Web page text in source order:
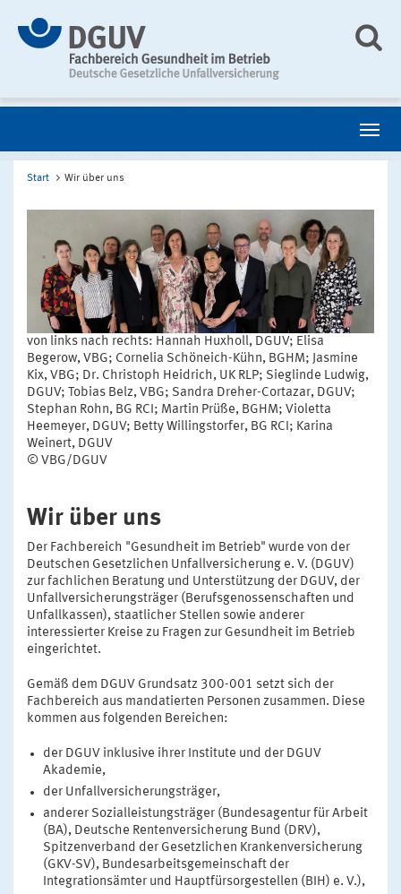
Start Wir über uns
von links nach rechts: Hannah Huxholl, DGUV; Elisa
Begerow, VBG; Cornelia Schöneich-Kühn, BGHM; Jasmine
Kix, VBG; Dr. Christoph Heidrich, UK RLP; Sieglinde Ludwig,
DGUV; Tobias Belz, VBG; Sandra Dreher-Cortazar, DGUV;
Stephan Rohn, BG RCI; Martin Prüße, BGHM; Violetta
Heemeyer, DGUV; Betty Willingstorfer, BG RCI; Karina
Weinert, DGUV
© VBG/DGUV
Wir über uns
Der Fachbereich "Gesundheit im Betrieb" wurde von der
Deutschen Gesetzlichen Unfallversicherung e. V. (DGUV)
zur fachlichen Beratung und Unterstützung der DGUV, der
Unfallversicherungsträger (Berufsgenossenschaften und
Unfallkassen), staatlicher Stellen sowie anderer
interessierter Kreise zu Fragen zur Gesundheit im Betrieb
eingerichtet.
Gemäß dem DGUV Grundsatz 300-001 setzt sich der
Fachbereich aus mandatierten Personen zusammen. Diese
kommen aus folgenden Bereichen:
der DGUV inklusive ihrer Institute und der DGUV
Akademie,
der Unfallversicherungsträger,
anderer Sozialleistungsträger (Bundesagentur für Arbeit
(BA), Deutsche Rentenversicherung Bund (DRV),
Spitzenverband der Gesetzlichen Krankenversicherung
(GKV-SV), Bundesarbeitsgemeinschaft der
Integrationsämter und Hauptfürsorgestellen (BIH) e. V.),